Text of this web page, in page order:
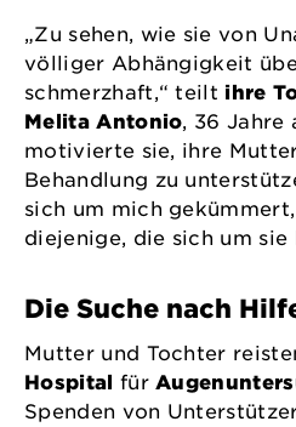
„Zu sehen, wie sie von
völliger Abhängigkeit
schmerzhaft,“ teilt ihre
Melita Antonio, 36 Jahre
motivierte sie, ihre
Behandlung zu
sich um mich
diejenige, die sich um sie
Die Suche nach
Mutter und Tochter
Hospital für
Spenden von